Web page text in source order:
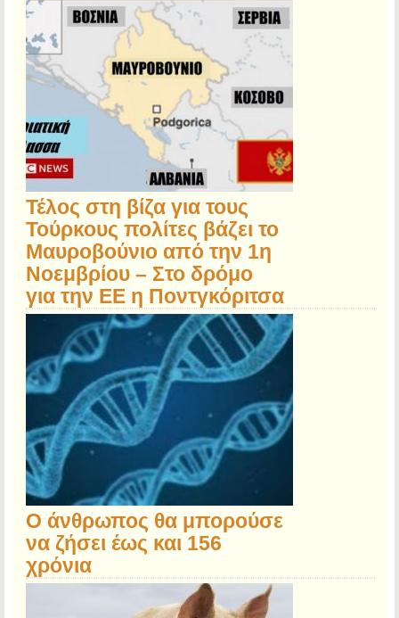
Τέλος στη βίζα για τους
Τούρκους πολίτες βάζει το
Μαυροβούνιο από την 1η
Νοεμβρίου – Στο δρόμο
για την ΕΕ η Ποντγκόριτσα
Ο άνθρωπος θα μπορούσε
να ζήσει έως και 156
χρόνια